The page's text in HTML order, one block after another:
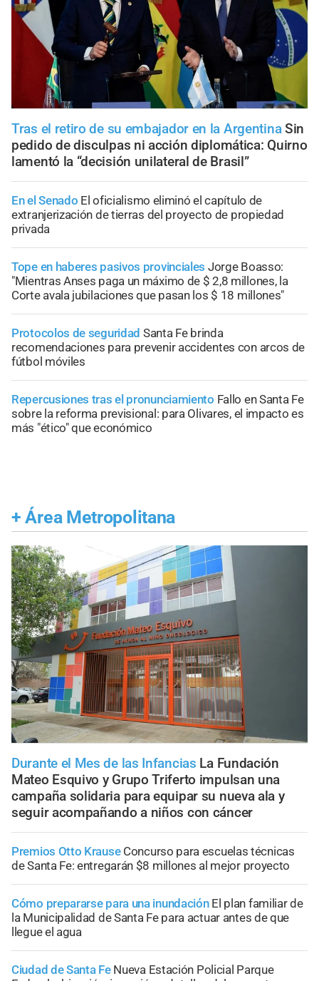
Tras el retiro de su embajador en la Argentina Sin
pedido de disculpas ni acción diplomática: Quirno
lamentó la “decisión unilateral de Brasil”
En el Senado El oficialismo eliminó el capítulo de
extranjerización de tierras del proyecto de propiedad
privada
Tope en haberes pasivos provinciales Jorge Boasso:
"Mientras Anses paga un máximo de $ 2,8 millones, la
Corte avala jubilaciones que pasan los $ 18 millones"
Protocolos de seguridad Santa Fe brinda
recomendaciones para prevenir accidentes con arcos de
fútbol móviles
Repercusiones tras el pronunciamiento Fallo en Santa Fe
sobre la reforma previsional: para Olivares, el impacto es
más "ético" que económico
+ Área Metropolitana
Durante el Mes de las Infancias La Fundación
Mateo Esquivo y Grupo Triferto impulsan una
campaña solidaria para equipar su nueva ala y
seguir acompañando a niños con cáncer
Premios Otto Krause Concurso para escuelas técnicas
de Santa Fe: entregarán $8 millones al mejor proyecto
Cómo prepararse para una inundación El plan familiar de
la Municipalidad de Santa Fe para actuar antes de que
llegue el agua
Ciudad de Santa Fe Nueva Estación Policial Parque